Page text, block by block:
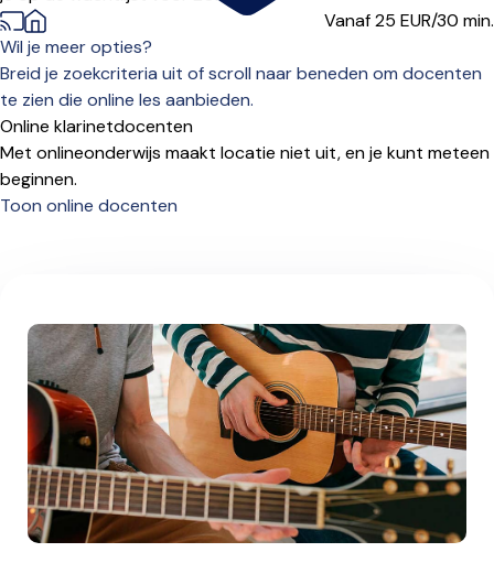
Vanaf 25 EUR/30 min.
Wil je meer opties?
Breid je zoekcriteria uit of scroll naar beneden om docenten
te zien die online les aanbieden.
Online klarinetdocenten
Met onlineonderwijs maakt locatie niet uit, en je kunt meteen
beginnen.
Toon online docenten